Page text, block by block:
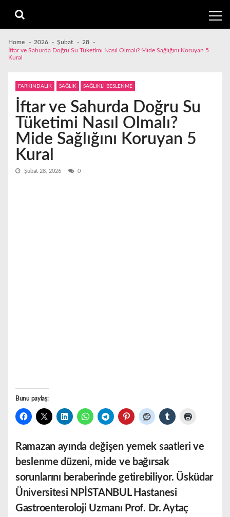
navigation
content
Home 2026 Şubat
28
İftar ve Sahurda Doğru Su Tüketimi Nasıl Olmalı? Mide Sağlığını Koruyan 5
Kural
FARKINDALIK SAĞLIK SAĞLIKLI BESLENME
İftar ve Sahurda Doğru Su
Tüketimi Nasıl Olmalı?
Mide Sağlığını Koruyan 5
Kural
Şubat 28, 2026 0
Bunu paylaş:
Ramazan ayında değişen yemek saatleri ve
beslenme düzeni, mide ve bağırsak
sorunlarını beraberinde getirebiliyor. Üsküdar
Üniversitesi NPİSTANBUL Hastanesi
Gastroenteroloji Uzmanı Prof. Dr. Aytaç